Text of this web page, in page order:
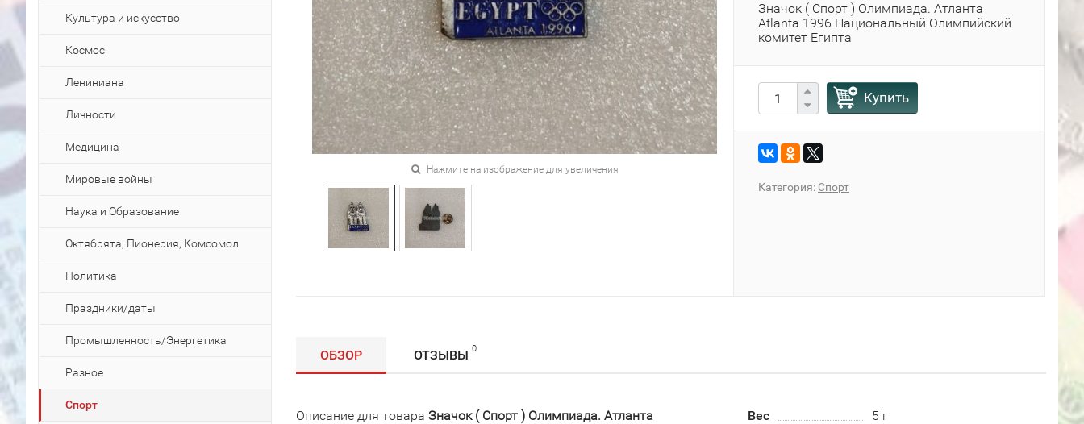
Культура и искусство
Космос
Лениниана
Личности
Медицина
Мировые войны
Наука и Образование
Октябрята, Пионерия, Комсомол
Политика
Праздники/даты
Промышленность/Энергетика
Разное
Спорт
Нажмите на изображение для увеличения
Значок ( Спорт ) Олимпиада. Атланта
Atlanta 1996 Национальный Олимпийский
комитет Египта
Купить
Категория: Спорт
ОБЗОР ОТЗЫВЫ 0
Описание для товара Значок ( Спорт ) Олимпиада. Атланта
Вес 5 г